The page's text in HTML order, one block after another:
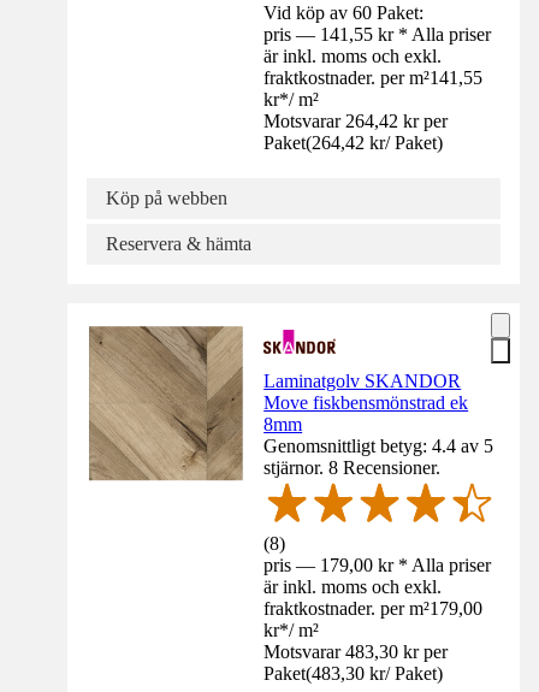
Vid köp av 60 Paket:
pris — 141,55 kr * Alla priser
är inkl. moms och exkl.
fraktkostnader. per m²141,55
kr*/ m²
Motsvarar 264,42 kr per
Paket(264,42 kr/ Paket)
Köp på webben
Reservera & hämta
Laminatgolv SKANDOR
Move fiskbensmönstrad ek
8mm
Genomsnittligt betyg: 4.4 av 5
stjärnor. 8 Recensioner.
(8)
pris — 179,00 kr * Alla priser
är inkl. moms och exkl.
fraktkostnader. per m²179,00
kr*/ m²
Motsvarar 483,30 kr per
Paket(483,30 kr/ Paket)